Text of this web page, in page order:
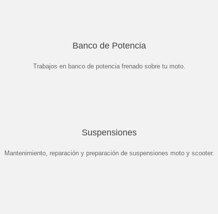
Banco de Potencia
Trabajos en banco de potencia frenado sobre tu moto.
Suspensiones
Mantenimiento, reparación y preparación de suspensiones moto y scooter.